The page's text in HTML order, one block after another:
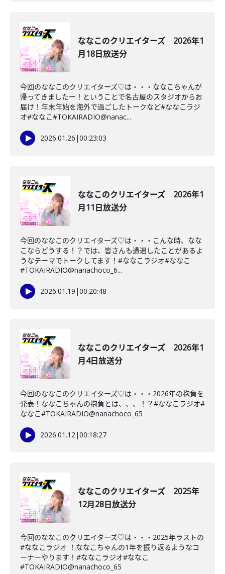
ななこのクリエイターズ 2026年1
月18日放送分
今回のななこのクリエイターズ♡は・・・ななこちゃんが
帰ってきましたー！ということで名古屋のスタジオからお
届け！年末年始を海外で過ごしたトークなど#ななこラジ
オ#ななこ#TOKAIRADIO@nanac...
2026.01.26 |00:23:03
ななこのクリエイターズ 2026年1
月11日放送分
今回のななこのクリエイターズ♡は・・・こんな時、なな
こならどうする！？では、皆さんも遭遇したことがあるよ
うなテーマでトークしてます！#ななこラジオ#ななこ
#TOKAIRADIO@nanachoco_6...
2026.01.19 |00:20:48
ななこのクリエイターズ 2026年1
月4日放送分
今回のななこのクリエイターズ♡は・・・2026年の抱負を
発表！ななこちゃんの抱負とは、、、！？#ななこラジオ#
ななこ#TOKAIRADIO@nanachoco_65
2026.01.12|00:18:27
ななこのクリエイターズ 2025年
12月28日放送分
今回のななこのクリエイターズ♡は・・・2025年ラストの
#ななこラジオ ！ななこちゃんの1年を振り返るようなコ
ーナーやります！#ななこラジオ#ななこ
#TOKAIRADIO@nanachoco_65